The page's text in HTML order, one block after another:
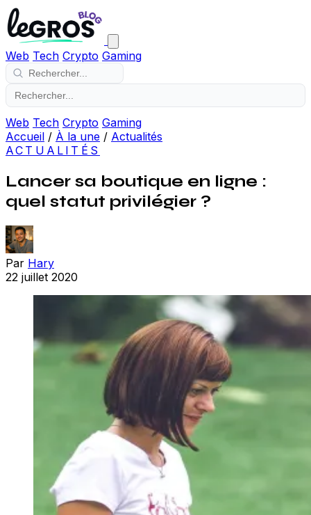
Web Tech Crypto Gaming
Web Tech Crypto Gaming
Accueil / À la une / Actualités
ACTUALITÉS
Lancer sa boutique en ligne :
quel statut privilégier ?
Par Hary
22 juillet 2020